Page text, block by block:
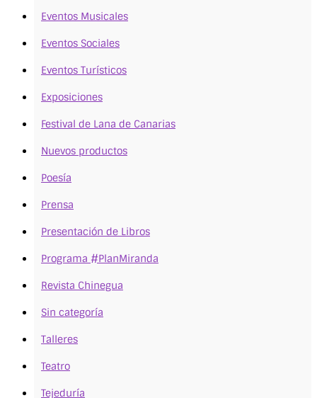
Eventos Musicales
Eventos Sociales
Eventos Turísticos
Exposiciones
Festival de Lana de Canarias
Nuevos productos
Poesía
Prensa
Presentación de Libros
Programa #PlanMiranda
Revista Chinegua
Sin categoría
Talleres
Teatro
Tejeduría